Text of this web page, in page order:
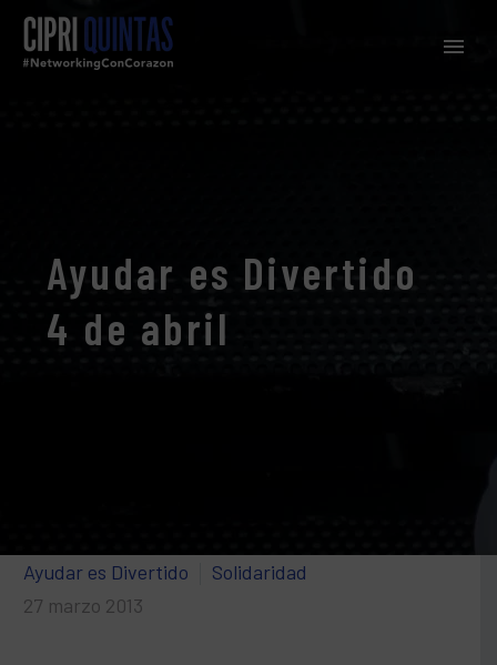
Ayudar es Divertido
4 de abril
Ayudar es Divertido
Solidaridad
27 marzo 2013